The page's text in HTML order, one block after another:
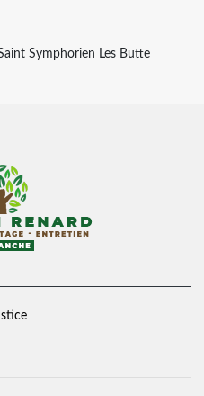
Symphorien Les Butte